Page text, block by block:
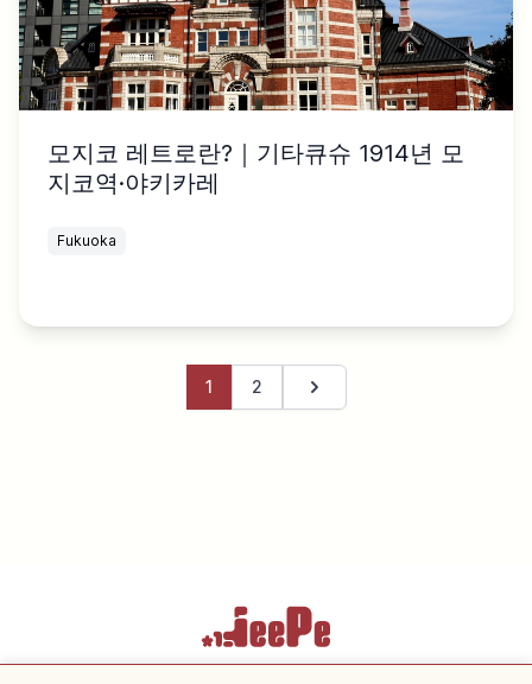
모지코 레트로란?｜기타큐슈 1914년 모
지코역·야키카레
Fukuoka
1 2 다음 페이지